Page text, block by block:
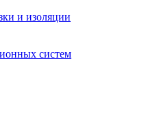
и изоляции
систем